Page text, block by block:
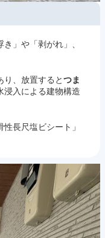
」や「剥がれ」、
り、放置するとつま
浸入による建物構造
長尺塩ビシート」